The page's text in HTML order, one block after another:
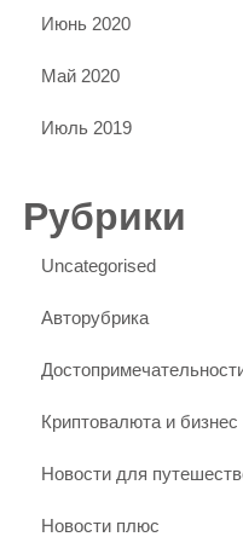
Июнь 2020
Май 2020
Июль 2019
Рубрики
Uncategorised
Авторубрика
Криптовалюта и бизнес
Новости для
Новости плюс